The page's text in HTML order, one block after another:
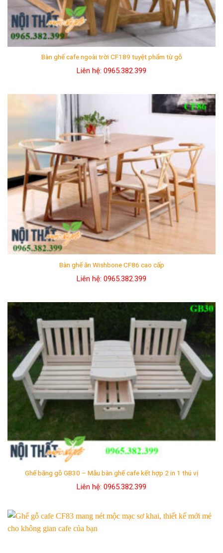
Bàn ghế cafe ngoài trời CF189 tuyệt phẩm từ gỗ
Liên hệ: 0965.382.399
Bàn ghế ăn Wishbone CF86 cao cấp
Liên hệ: 0965.382.399
Ghế băng gỗ GB30 – Mẫu bàn ghế cafe kết hợp 2 in 1 thú vị
Liên hệ: 0965.382.399